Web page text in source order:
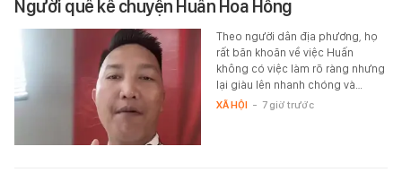
Người quê kể chuyện Huấn Hoa Hồng
Theo người dân địa phương, họ
rất băn khoăn về việc Huấn
không có việc làm rõ ràng nhưng
lại giàu lên nhanh chóng và…
XÃ HỘI - 7 giờ trước